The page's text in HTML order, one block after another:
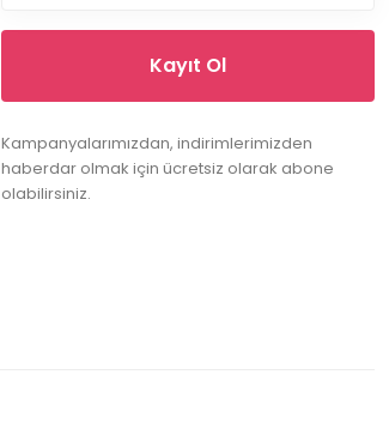
Kayıt Ol
Kampanyalarımızdan, indirimlerimizden
haberdar olmak için ücretsiz olarak abone
olabilirsiniz.